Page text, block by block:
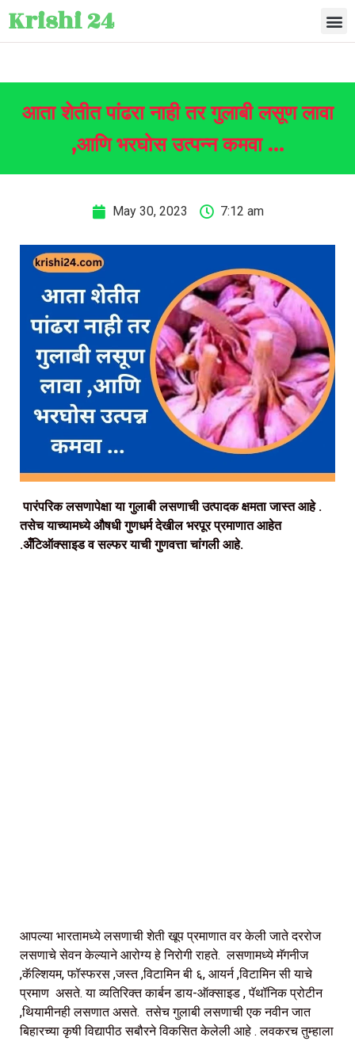
Krishi 24
आता शेतीत पांढरा नाही तर गुलाबी लसूण लावा
,आणि भरघोस उत्पन्न कमवा …
May 30, 2023 7:12 am
पारंपरिक लसणापेक्षा या गुलाबी लसणाची उत्पादक क्षमता जास्त आहे .
तसेच याच्यामध्ये औषधी गुणधर्म देखील भरपूर प्रमाणात आहेत
.अँटिऑक्साइड व सल्फर याची गुणवत्ता चांगली आहे.
आपल्या भारतामध्ये लसणाची शेती खूप प्रमाणात वर केली जाते दररोज
लसणाचे सेवन केल्याने आरोग्य हे निरोगी राहते. लसणामध्ये मॅगनीज
,कॅल्शियम, फॉस्फरस ,जस्त ,विटामिन बी ६, आयर्न ,विटामिन सी याचे
प्रमाण असते. या व्यतिरिक्त कार्बन डाय-ऑक्साइड , पॅथॉनिक प्रोटीन
,थियामीनही लसणात असते. तसेच गुलाबी लसणाची एक नवीन जात
बिहारच्या कृषी विद्यापीठ सबौरने विकसित केलेली आहे . लवकरच तुम्हाला